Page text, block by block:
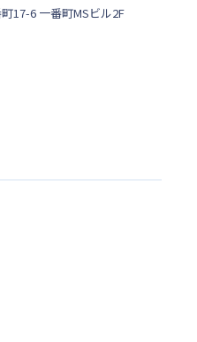
17-6 一番町MSビル2F